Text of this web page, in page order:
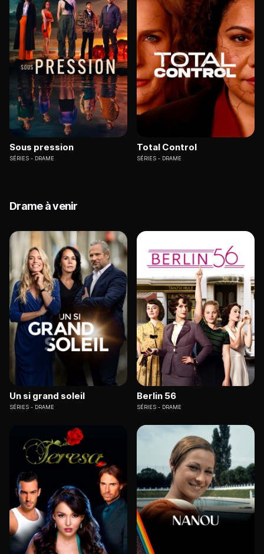
Sous pression
SÉRIES DRAME
Total Control
SÉRIES DRAME
Drame à venir
Un si grand soleil
SÉRIES DRAME
Berlin 56
SÉRIES DRAME